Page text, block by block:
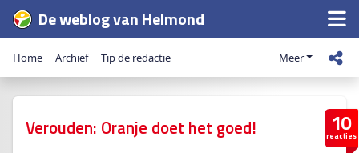
De weblog van Helmond
Home Archief Tip de redactie Meer
10
reacties
Verouden: Oranje doet het goed!